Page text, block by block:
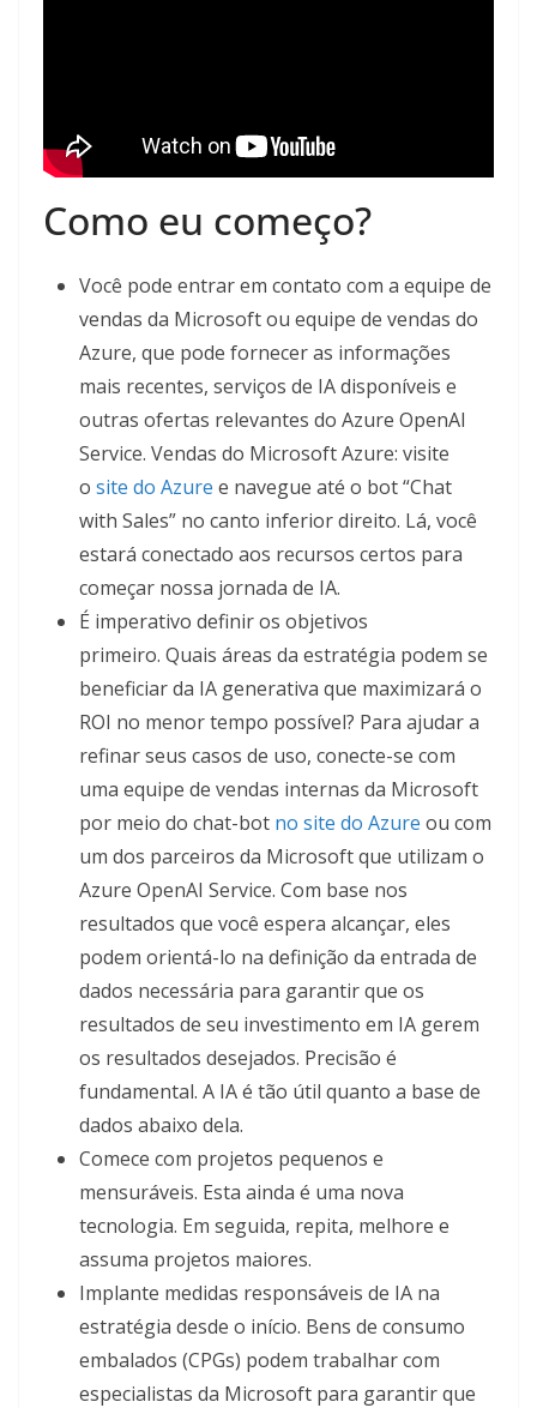
Como eu começo?
Você pode entrar em contato com a equipe de
vendas da Microsoft ou equipe de vendas do
Azure, que pode fornecer as informações
mais recentes, serviços de IA disponíveis e
outras ofertas relevantes do Azure OpenAI
Service. Vendas do Microsoft Azure: visite
o site do Azure e navegue até o bot “Chat
with Sales” no canto inferior direito. Lá, você
estará conectado aos recursos certos para
começar nossa jornada de IA.
É imperativo definir os objetivos
primeiro. Quais áreas da estratégia podem se
beneficiar da IA ​​generativa que maximizará o
ROI no menor tempo possível? Para ajudar a
refinar seus casos de uso, conecte-se com
uma equipe de vendas internas da Microsoft
por meio do chat-bot no site do Azure ou com
um dos parceiros da Microsoft que utilizam o
Azure OpenAI Service. Com base nos
resultados que você espera alcançar, eles
podem orientá-lo na definição da entrada de
dados necessária para garantir que os
resultados de seu investimento em IA gerem
os resultados desejados. Precisão é
fundamental. A IA é tão útil quanto a base de
dados abaixo dela.
Comece com projetos pequenos e
mensuráveis. Esta ainda é uma nova
tecnologia. Em seguida, repita, melhore e
assuma projetos maiores.
Implante medidas responsáveis ​​de IA na
estratégia desde o início. Bens de consumo
embalados (CPGs) podem trabalhar com
especialistas da Microsoft para garantir que